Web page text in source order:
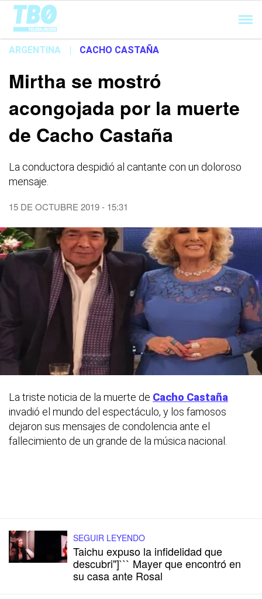
Cargando...
ARGENTINA | CACHO CASTAÑA
Mirtha se mostró
acongojada por la muerte
de Cacho Castaña
La conductora despidió al cantante con un doloroso
mensaje.
15 DE OCTUBRE 2019 - 15:31
La triste noticia de la muerte de Cacho Castaña
invadió el mundo del espectáculo, y los famosos
dejaron sus mensajes de condolencia ante el
fallecimiento de un grande de la música nacional.
SEGUIR LEYENDO
Taichu expuso la infidelidad que
descubri"]``` Mayer que encontró en
su casa ante Rosal